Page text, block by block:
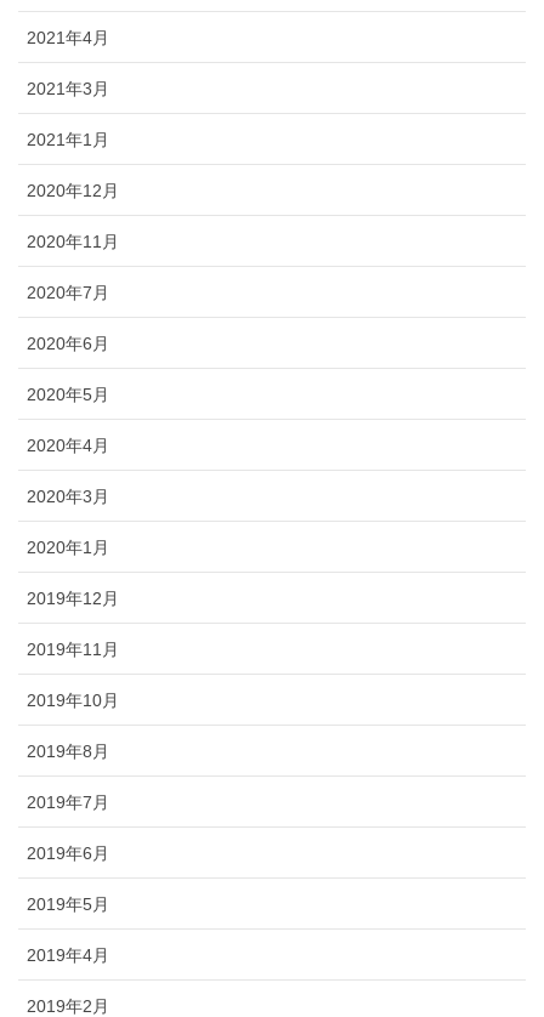
2021年4月
2021年3月
2021年1月
2020年12月
2020年11月
2020年7月
2020年6月
2020年5月
2020年4月
2020年3月
2020年1月
2019年12月
2019年11月
2019年10月
2019年8月
2019年7月
2019年6月
2019年5月
2019年4月
2019年2月